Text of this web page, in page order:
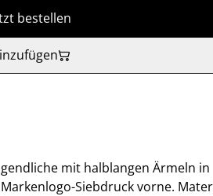
bestellen
mit halblangen Ärmeln in
Siebdruck vorne.